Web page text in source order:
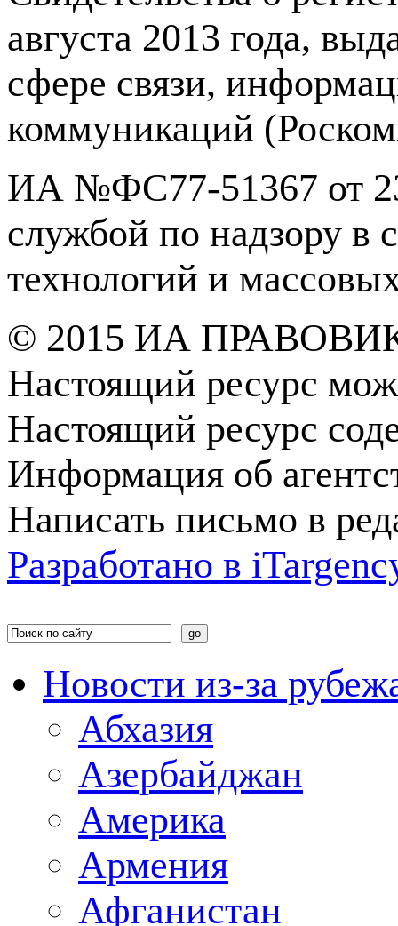
августа 2013 года,
сфере связи,
коммуникаций
ИА №ФС77-51367 от 23
службой по надзору в
технологий и
© 2015 ИА
Настоящий ресурс
Настоящий ресурс
Информация об
Написать письмо в
Разработано в i
Новости из-за
Абхазия
Азербайджан
Америка
Армения
Афганистан